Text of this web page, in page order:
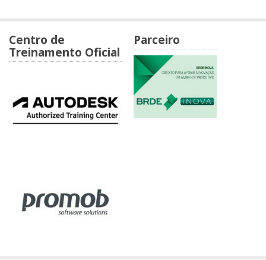
Centro de
Treinamento Oficial
Parceiro